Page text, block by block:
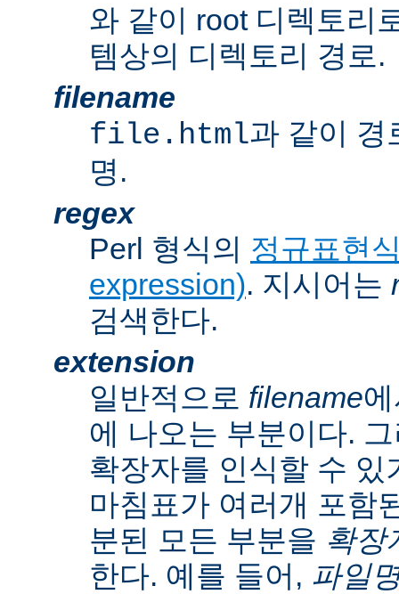
와 같이 root 디렉토리
템상의 디렉토리 경로.
filename
file.html과 같이 경
명.
regex
Perl 형식의 정규표현
expression). 지시어는
검색한다.
extension
일반적으로 filename
에 나오는 부분이다.
확장자를 인식할 수
마침표가 여러개 포함
분된 모든 부분을 확장
한다. 예를 들어, 파일